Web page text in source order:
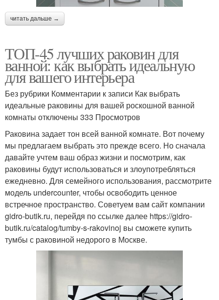
читать дальше →
ТОП-45 лучших раковин для
ванной: как выбрать идеальную
для вашего интерьера
Без рубрики Комментарии к записи Как выбрать
идеальные раковины для вашей роскошной ванной
комнаты отключены 333 Просмотров
Раковина задает тон всей ванной комнате. Вот почему
мы предлагаем выбрать это прежде всего. Но сначала
давайте учтем ваш образ жизни и посмотрим, как
раковины будут использоваться и злоупотребляться
ежедневно. Для семейного использования, рассмотрите
модель undercounter, чтобы освободить ценное
встречное пространство. Советуем вам сайт компании
gidro-butik.ru, перейдя по ссылке далее https://gidro-
butik.ru/catalog/tumby-s-rakovinoj вы сможете купить
тумбы с раковиной недорого в Москве.